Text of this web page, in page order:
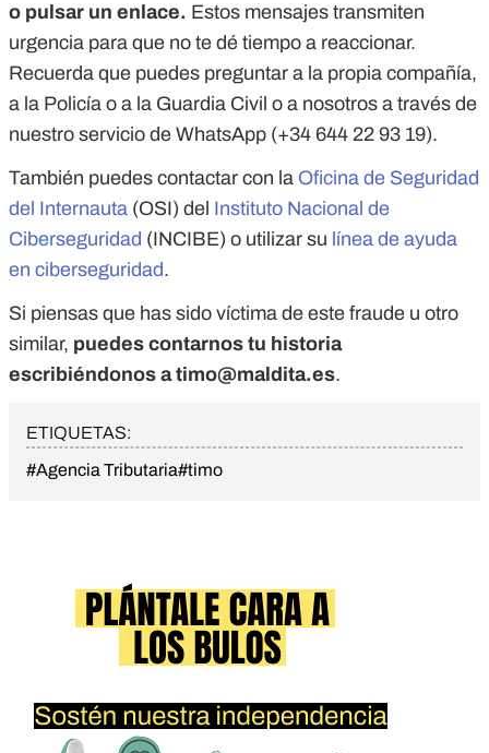
o pulsar un enlace. Estos mensajes transmiten
urgencia para que no te dé tiempo a reaccionar.
Recuerda que puedes preguntar a la propia compañía,
a la Policía o a la Guardia Civil o a nosotros a través de
nuestro servicio de WhatsApp (+34 644 22 93 19).
También puedes contactar con la Oficina de Seguridad
del Internauta (OSI) del Instituto Nacional de
Ciberseguridad (INCIBE) o utilizar su línea de ayuda
en ciberseguridad.
Si piensas que has sido víctima de este fraude u otro
similar, puedes contarnos tu historia
escribiéndonos a timo@maldita.es.
ETIQUETAS:
#Agencia Tributaria#timo